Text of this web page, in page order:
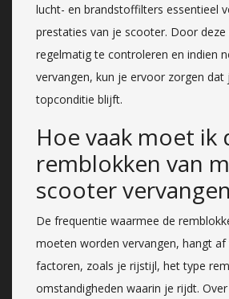
lucht- en brandstoffilters essentieel
prestaties van je scooter. Door deze
regelmatig te controleren en indien
vervangen, kun je ervoor zorgen
topconditie blijft.
Hoe vaak moet ik
remblokken van
scooter
De frequentie waarmee de
moeten worden vervangen, hangt af
factoren, zoals je rijstijl, het type
omstandigheden waarin je rijdt.